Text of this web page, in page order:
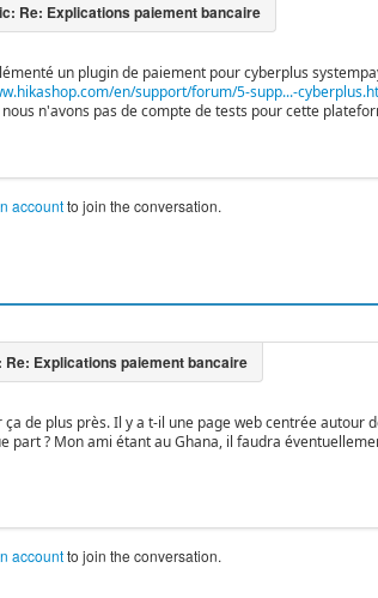
un plugin de paiement pour cyberplus
en/support/forum/5-supp...-
n'avons pas de compte de tests pour cette
accountto join the conversation.
de plus près. Il y a t-il une page web centrée autour
part ? Mon ami étant au Ghana, il faudra
accountto join the conversation.